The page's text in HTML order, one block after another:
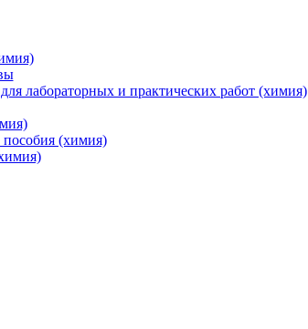
лабораторных и практических работ (химия)
(химия)